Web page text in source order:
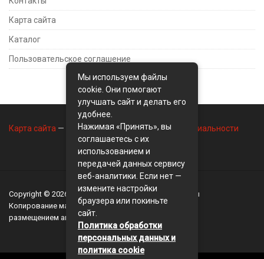
Карта сайта
Каталог
Пользовательское соглашение
Карта сайта — Контакты— Политика конфиденциальности
Copyright © 2026 BusinessMix- Экономика и финансы
Копирование материалов разрешается, только с
размещением активной ссылки на сайт
Мы используем файлы
cookie. Они помогают
улучшать сайт и делать его
удобнее.
Нажимая «Принять», вы
соглашаетесь с их
использованием и
передачей данных сервису
веб-аналитики. Если нет —
измените настройки
браузера или покиньте
сайт.
Политика обработки
персональных данных и
политика cookie